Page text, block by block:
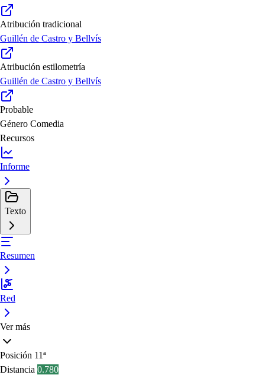
Atribución tradicional
Guillén de Castro y Bellvís
Atribución estilometría
Guillén de Castro y Bellvís
Probable
Género Comedia
Recursos
Informe
Texto
Resumen
Red
Ver más
Posición 11ª
Distancia 0.780